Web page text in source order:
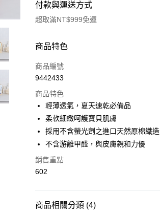
付款與運送方式
超取滿NT$999免運
付款方式
信用卡一次付款
Apple Pay
ATM付款
運送方式
全家取貨付款
7-11取貨付款
商品特色
商品編號
9442433
商品特色
輕薄透氣，夏天速乾必備品
柔軟細緻呵護寶貝肌膚
採用不含螢光劑之進口天然原棉織造
不含游離甲醛，與皮膚親和力優
銷售重點
602
商品相關分類 (4)